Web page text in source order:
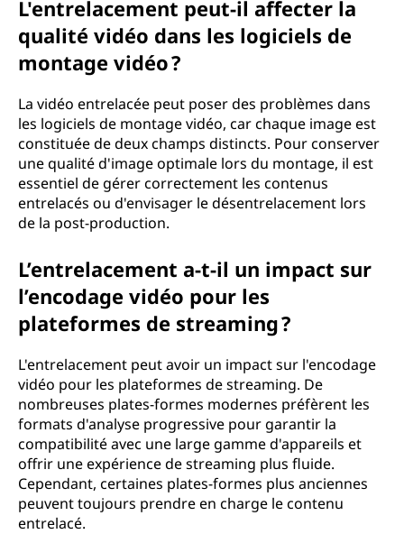
L'entrelacement peut-il affecter la
qualité vidéo dans les logiciels de
montage vidéo ?
La vidéo entrelacée peut poser des problèmes dans
les logiciels de montage vidéo, car chaque image est
constituée de deux champs distincts. Pour conserver
une qualité d'image optimale lors du montage, il est
essentiel de gérer correctement les contenus
entrelacés ou d'envisager le désentrelacement lors
de la post-production.
L’entrelacement a-t-il un impact sur
l’encodage vidéo pour les
plateformes de streaming ?
L'entrelacement peut avoir un impact sur l'encodage
vidéo pour les plateformes de streaming. De
nombreuses plates-formes modernes préfèrent les
formats d'analyse progressive pour garantir la
compatibilité avec une large gamme d'appareils et
offrir une expérience de streaming plus fluide.
Cependant, certaines plates-formes plus anciennes
peuvent toujours prendre en charge le contenu
entrelacé.